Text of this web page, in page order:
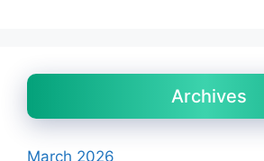
Archives
March 2026